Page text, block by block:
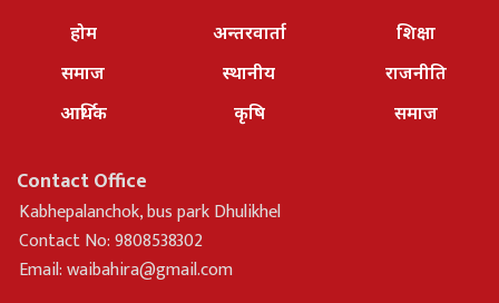
होम
समाज
आर्थिक
अन्तरवार्ता
स्थानीय
कृषि
शिक्षा
राजनीति
समाज
Contact Office
Kabhepalanchok, bus park Dhulikhel
Contact No: 9808538302
Email:waibahira@gmail.com